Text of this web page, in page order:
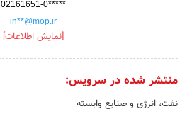
02161651-0*****
in**@mop.ir
[نمایش اطلاعات]
منتشر شده در سرویس:
نفت، انرژی و صنایع وابسته